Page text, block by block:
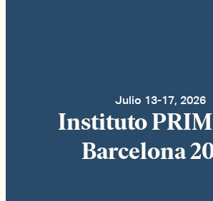
Julio 13-17, 2026
Instituto
Barcelona